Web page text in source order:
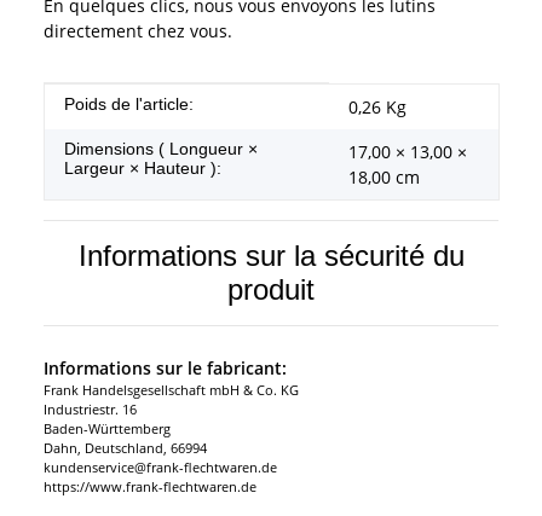
En quelques clics, nous vous envoyons les lutins
directement chez vous.
#productDetails.itemInformation#
#productDetails.itemValue#
Poids de l'article: 0,26 Kg
Dimensions ( Longueur ×
Largeur × Hauteur ):
17,00 × 13,00 ×
18,00 cm
Informations sur la sécurité du
produit
Informations sur le fabricant:
Frank Handelsgesellschaft mbH & Co. KG
Industriestr. 16
Baden-Württemberg
Dahn, Deutschland, 66994
kundenservice@frank-flechtwaren.de
https://www.frank-flechtwaren.de